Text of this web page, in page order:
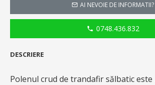
AI NEVOIE DE INFORMATII?
0748.436.832
DESCRIERE
Polenul crud de trandafir sălbatic